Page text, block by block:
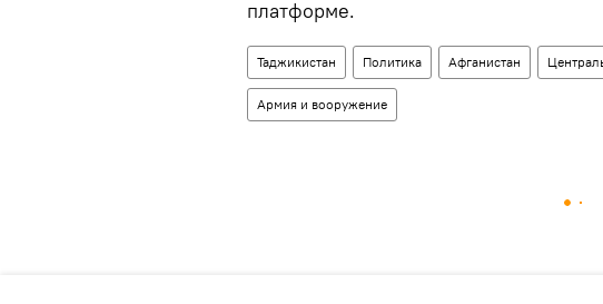
платформе.
Таджикистан Политика Афганистан
Армия и вооружение